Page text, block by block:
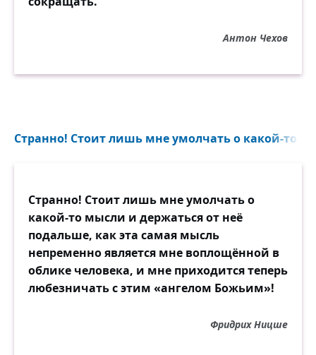
Антон Чехов
Странно! Стоит лишь мне умолчать о какой-то
Странно! Стоит лишь мне умолчать о
какой-то мысли и держаться от неё
подальше, как эта самая мысль
непременно является мне воплощённой в
облике человека, и мне приходится теперь
любезничать с этим «ангелом Божьим»!
Фридрих Ницше